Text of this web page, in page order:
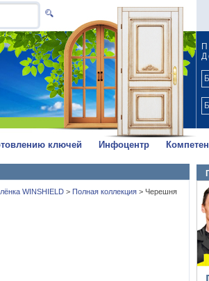
ключей Инфоцентр
WINSHIELD > Полная коллекция > Черешня